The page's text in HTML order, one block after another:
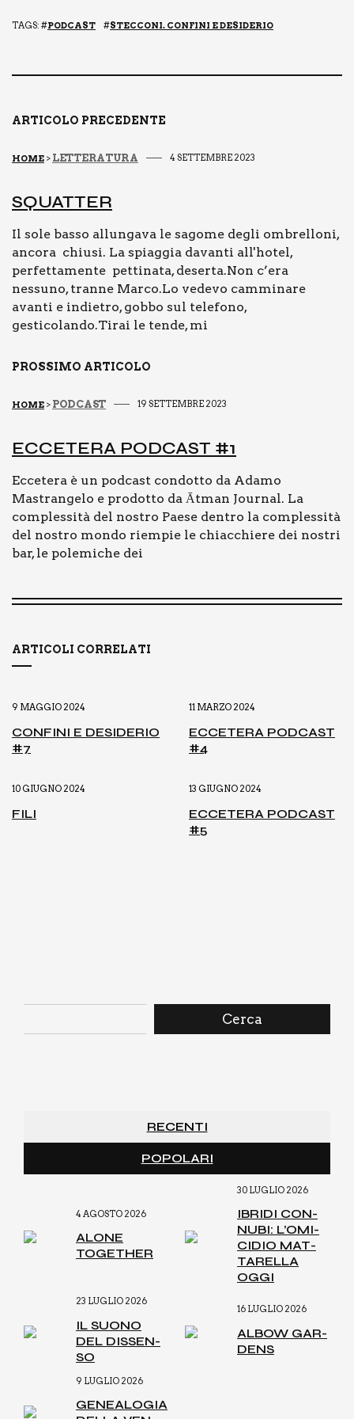
c
b
o
k
ai p
Li
k
n
vi
TAGS: #PODCAST #STECCONI. CONFINI E DESIDERIO
ARTICOLO PRECEDENTE
HOME > LETTERATURA 4 SETTEMBRE 2023
SQUAT­TER
Il sole basso allungava le sagome degli ombrelloni,
ancora chiusi. La spiaggia davanti all'hotel,
perfettamente pettinata, deserta.Non c’era
nessuno, tranne Marco.Lo vedevo camminare
avanti e indietro, gobbo sul telefono,
gesticolando.Tirai le tende, mi
PROSSIMO ARTICOLO
HOME > PODCAST 19 SETTEMBRE 2023
ECCE­TE­RA POD­CA­ST #1
Eccetera è un podcast condotto da Adamo
Mastrangelo e prodotto da Ātman Journal. La
complessità del nostro Paese dentro la complessità
del nostro mondo riempie le chiacchiere dei nostri
bar, le polemiche dei
ARTICOLI CORRELATI
9 MAGGIO 2024
CON­FI­NI E DESI­DE­RIO
#7
11 MARZO 2024
ECCE­TE­RA POD­CA­ST
#4
10 GIUGNO 2024
FILI
13 GIUGNO 2024
ECCE­TE­RA POD­CA­ST
#5
Cerca
RECENTI
POPOLARI
4 AGOSTO 2026
ALO­NE
TOGE­THER
30 LUGLIO 2026
IBRI­DI CON­
NU­BI: L’O­MI­
CI­DIO MAT­
TA­REL­LA
OGGI
23 LUGLIO 2026
IL SUO­NO
DEL DIS­SEN­
SO
16 LUGLIO 2026
ALBOW GAR­
DENS
9 LUGLIO 2026
GENEA­LO­GIA